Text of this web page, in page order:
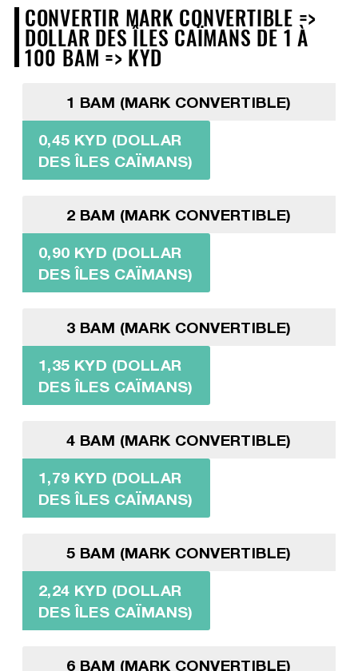
CONVERTIR MARK CONVERTIBLE =>
DOLLAR DES ÎLES CAÏMANS DE 1 À
100 BAM => KYD
1 BAM (MARK CONVERTIBLE)
0,45 KYD (DOLLAR
DES ÎLES CAÏMANS)
2 BAM (MARK CONVERTIBLE)
0,90 KYD (DOLLAR
DES ÎLES CAÏMANS)
3 BAM (MARK CONVERTIBLE)
1,35 KYD (DOLLAR
DES ÎLES CAÏMANS)
4 BAM (MARK CONVERTIBLE)
1,79 KYD (DOLLAR
DES ÎLES CAÏMANS)
5 BAM (MARK CONVERTIBLE)
2,24 KYD (DOLLAR
DES ÎLES CAÏMANS)
6 BAM (MARK CONVERTIBLE)